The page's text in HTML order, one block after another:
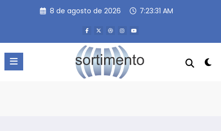
8 de agosto de 2026 7:23:31 AM